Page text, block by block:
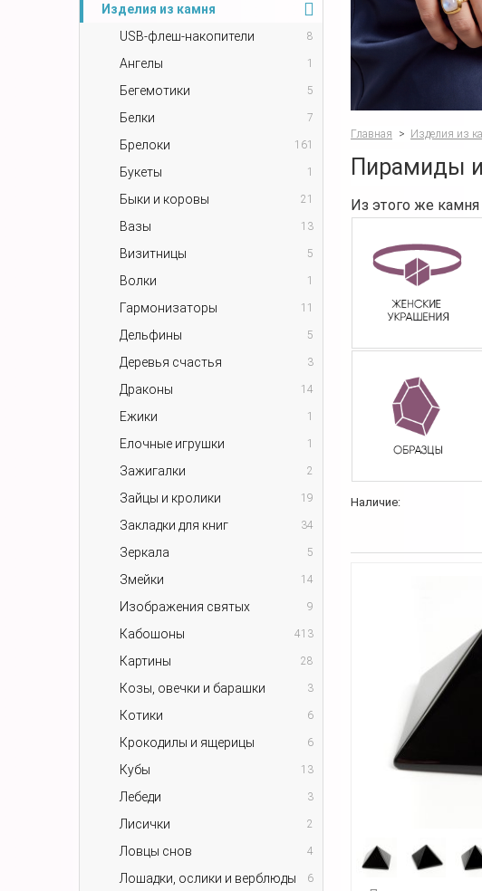
Изделия из камня
USB-флеш-накопители
8
Ангелы 1
Бегемотики 5
Белки 7
Брелоки 161
Букеты 1
Быки и коровы 21
Вазы 13
Визитницы 5
Волки 1
Гармонизаторы 11
Дельфины 5
Деревья счастья 3
Драконы 14
Ежики 1
Елочные игрушки 1
Зажигалки 2
Зайцы и кролики 19
Закладки для книг 34
Зеркала 5
Змейки 14
Изображения святых 9
Кабошоны 413
Картины 28
Козы, овечки и барашки 3
Котики 6
Крокодилы и ящерицы 6
Кубы 13
Лебеди 3
Лисички 2
Ловцы снов 4
Лошадки, ослики и верблюды 6
Главная > Изделия из
Пирамиды
Из этого же камня
Наличие: